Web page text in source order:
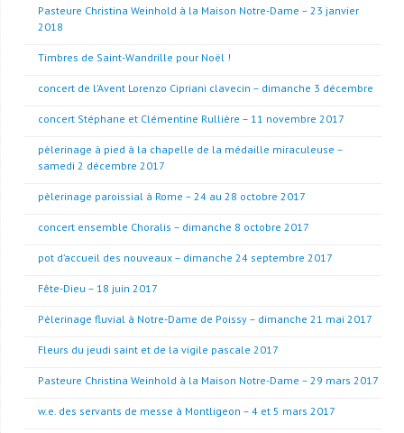
Pasteure Christina Weinhold à la Maison Notre-Dame – 23 janvier
2018
Timbres de Saint-Wandrille pour Noël !
concert de l’Avent Lorenzo Cipriani clavecin – dimanche 3 décembre
concert Stéphane et Clémentine Rullière – 11 novembre 2017
pèlerinage à pied à la chapelle de la médaille miraculeuse –
samedi 2 décembre 2017
pèlerinage paroissial à Rome – 24 au 28 octobre 2017
concert ensemble Choralis – dimanche 8 octobre 2017
pot d’accueil des nouveaux – dimanche 24 septembre 2017
Fête-Dieu – 18 juin 2017
Pèlerinage fluvial à Notre-Dame de Poissy – dimanche 21 mai 2017
Fleurs du jeudi saint et de la vigile pascale 2017
Pasteure Christina Weinhold à la Maison Notre-Dame – 29 mars 2017
w.e. des servants de messe à Montligeon – 4 et 5 mars 2017